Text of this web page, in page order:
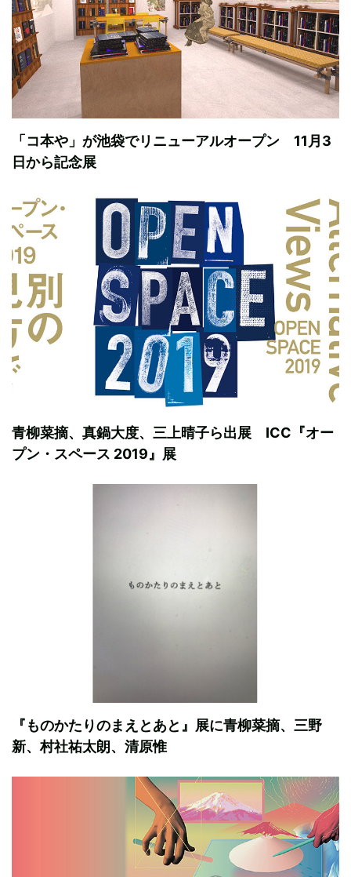
「コ本や」が池袋でリニューアルオープン 11月3
日から記念展
青柳菜摘、真鍋大度、三上晴子ら出展 ICC『オー
プン・スペース 2019』展
『ものかたりのまえとあと』展に青柳菜摘、三野
新、村社祐太朗、清原惟